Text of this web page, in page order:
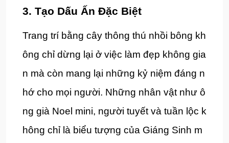
3. Tạo Dấu Ấn Đặc Biệt
Trang trí bằng cây thông thú nhồi bông kh
ông chỉ dừng lại ở việc làm đẹp không gia
n mà còn mang lại những kỷ niệm đáng n
hớ cho mọi người. Những nhân vật như ô
ng già Noel mini, người tuyết và tuần lộc k
hông chỉ là biểu tượng của Giáng Sinh m